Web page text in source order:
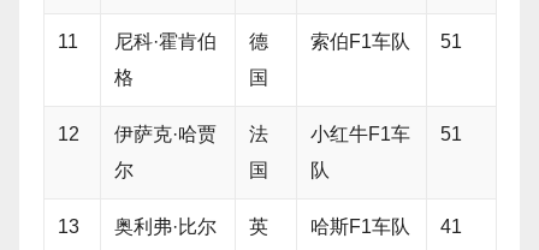
11
尼科·霍肯伯
格
德
国
索伯F1车队 51
12
伊萨克·哈贾
尔
法
国
小红牛F1车
队
51
13
奥利弗·比尔
英
哈斯F1车队 41